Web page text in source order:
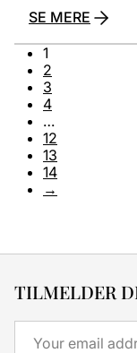
SE MERE
1
2
3
4
…
12
13
14
→
TILMELDER
Email